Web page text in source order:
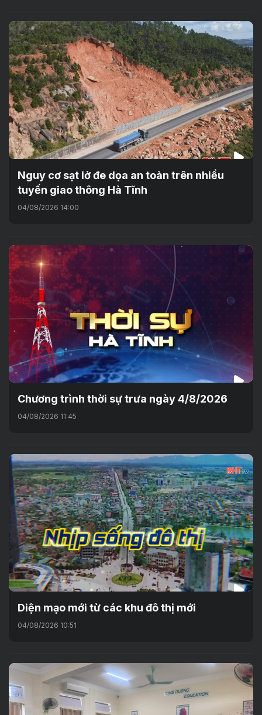
Nguy cơ sạt lở đe dọa an toàn trên nhiều
tuyến giao thông Hà Tĩnh
04/08/2026 14:00
Chương trình thời sự trưa ngày 4/8/2026
04/08/2026 11:45
Diện mạo mới từ các khu đô thị mới
04/08/2026 10:51